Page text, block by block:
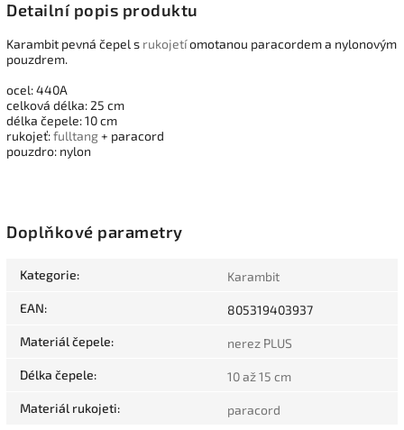
Detailní popis produktu
Karambit pevná čepel s rukojetíomotanou paracordem a nylonovým
pouzdrem.
ocel: 440A
celková délka: 25 cm
délka čepele: 10 cm
rukojeť:fulltang+ paracord
pouzdro: nylon
Doplňkové parametry
Kategorie: Karambit
EAN: 805319403937
Materiál čepele: nerez PLUS
Délka čepele: 10 až 15 cm
Materiál rukojeti: paracord